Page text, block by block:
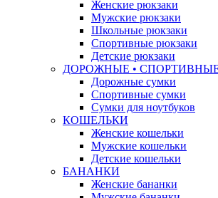
Женские рюкзаки
Мужские рюкзаки
Школьные рюкзаки
Спортивные рюкзаки
Детские рюкзаки
ДОРОЖНЫЕ •
Дорожные сумки
Спортивные сумки
Сумки для ноутбуков
КОШЕЛЬКИ
Женские кошельки
Мужские кошельки
Детские кошельки
БАНАНКИ
Женские бананки